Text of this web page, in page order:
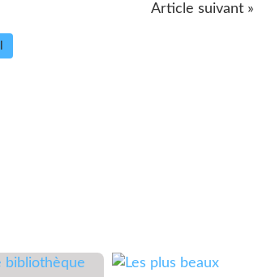
Article suivant »